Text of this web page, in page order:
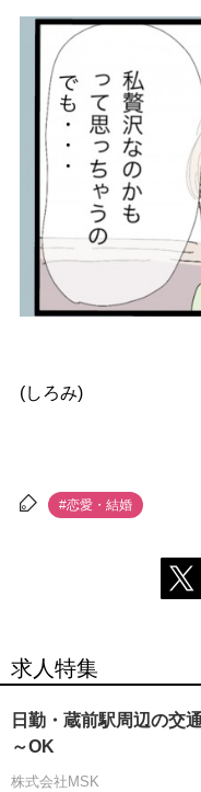
(しろみ)
#恋愛・結婚
求人特集
日勤・蔵前駅周辺の交
～OK
株式会社MSK